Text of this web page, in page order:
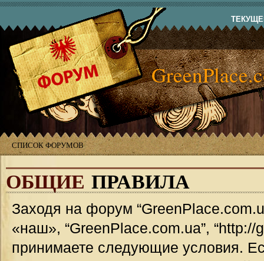
СПИСОК ФОРУМОВ
ОБЩИЕ ПРАВИЛА
Заходя на форум
«наш», “GreenPlace.com.ua”,
принимаете следующие условия.